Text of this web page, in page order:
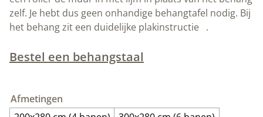
zelf. Je hebt dus geen onhandige behangtafel nodig. Bij
het behang zit een duidelijke plakinstructie .
Bestel een behangstaal
Afmetingen